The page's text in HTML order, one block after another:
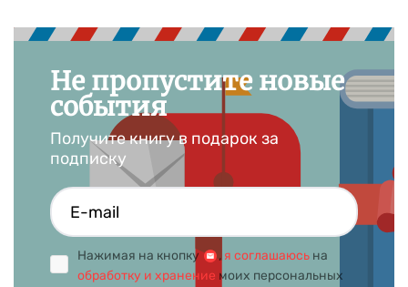
Не пропустите новые
события
Получите книгу в подарок за
подписку
Нажимая на кнопку , я соглашаюсь на
обработку и хранение моих персональных